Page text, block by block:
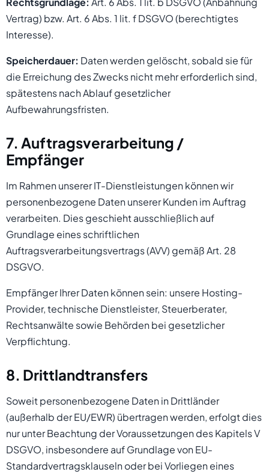
Vertrag) bzw. Art. 6 Abs. 1 lit. f DSGVO (berechtigtes
Interesse).
Speicherdauer: Daten werden gelöscht, sobald sie für
die Erreichung des Zwecks nicht mehr erforderlich sind,
spätestens nach Ablauf gesetzlicher
Aufbewahrungsfristen.
7. Auftragsverarbeitung /
Empfänger
Im Rahmen unserer IT-Dienstleistungen können wir
personenbezogene Daten unserer Kunden im Auftrag
verarbeiten. Dies geschieht ausschließlich auf
Grundlage eines schriftlichen
Auftragsverarbeitungsvertrags (AVV) gemäß Art. 28
DSGVO.
Empfänger Ihrer Daten können sein: unsere Hosting-
Provider, technische Dienstleister, Steuerberater,
Rechtsanwälte sowie Behörden bei gesetzlicher
Verpflichtung.
8. Drittlandtransfers
Soweit personenbezogene Daten in Drittländer
(außerhalb der EU/EWR) übertragen werden, erfolgt dies
nur unter Beachtung der Voraussetzungen des Kapitels V
DSGVO, insbesondere auf Grundlage von EU-
Standardvertragsklauseln oder bei Vorliegen eines